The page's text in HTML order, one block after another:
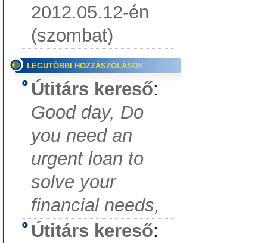
2012.05.12-én
(szombat)
LEGUTÓBBI HOZZÁSZÓLÁSOK
Útitárs kereső:
Good day, Do
you need an
urgent loan to
solve your
financial needs,
Útitárs kereső: